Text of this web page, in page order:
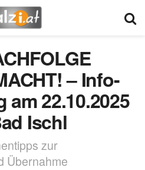
– Info-
am 22.10.2025
Ischl
zur
Übernahme